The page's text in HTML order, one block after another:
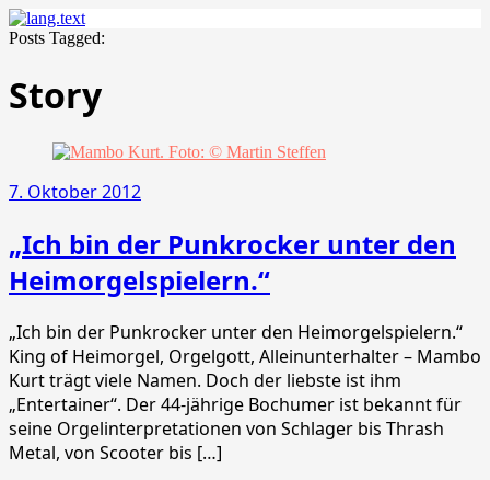
Posts Tagged:
Story
7. Oktober 2012
„Ich bin der Punkrocker unter den
Heimorgelspielern.“
„Ich bin der Punkrocker unter den Heimorgelspielern.“
King of Heimorgel, Orgelgott, Alleinunterhalter – Mambo
Kurt trägt viele Namen. Doch der liebste ist ihm
„Entertainer“. Der 44-jährige Bochumer ist bekannt für
seine Orgelinterpretationen von Schlager bis Thrash
Metal, von Scooter bis […]